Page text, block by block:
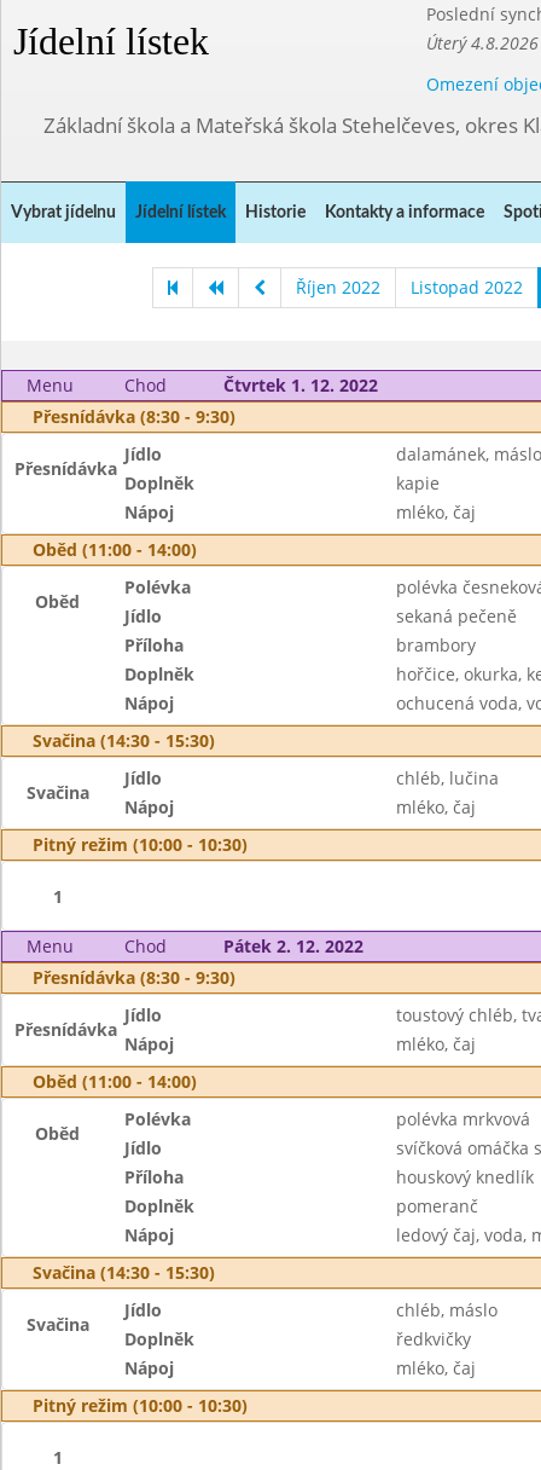
Jídelní lístek
Poslední
Úterý
Omezení
Základní škola a Mateřská škola Stehelčeves, okres
Vybrat jídelnu Jídelní lístek Historie Kontakty a informace
Říjen 2022 Listopad 2022
Menu Chod
Čtvrtek 1. 12. 2022
Přesnídávka (8:30 - 9:30)
Přesnídávka
Jídlo
dalamánek,
Doplněk
kapie
Nápoj
mléko, čaj
Oběd (11:00 - 14:00)
Oběd
Polévka
polévka
Jídlo
sekaná pečeně
Příloha
brambory
Doplněk
hořčice, okurka,
Nápoj
ochucená voda,
Svačina (14:30 - 15:30)
Svačina
Jídlo
chléb, lučina
Nápoj
mléko, čaj
Pitný režim (10:00 - 10:30)
1
Menu Chod
Pátek 2. 12. 2022
Přesnídávka (8:30 - 9:30)
Přesnídávka
Jídlo
toustový chléb,
Nápoj
mléko, čaj
Oběd (11:00 - 14:00)
Oběd
Polévka
polévka mrkvová
Jídlo
svíčková omáčka
Příloha
houskový knedlík
Doplněk
pomeranč
Nápoj
ledový čaj, voda,
Svačina (14:30 - 15:30)
Svačina
Jídlo
chléb, máslo
Doplněk
ředkvičky
Nápoj
mléko, čaj
Pitný režim (10:00 - 10:30)
1